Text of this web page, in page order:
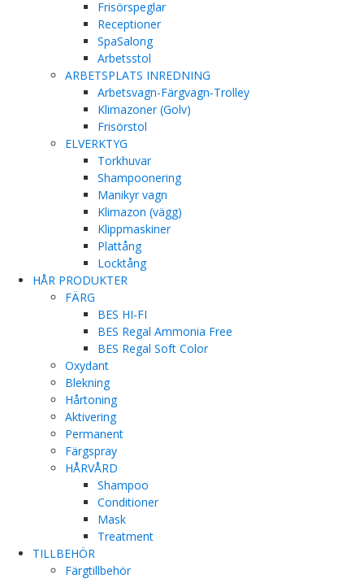
Frisörspeglar
Receptioner
SpaSalong
Arbetsstol
ARBETSPLATS INREDNING
Arbetsvagn-Färgvagn-Trolley
Klimazoner (Golv)
Frisörstol
ELVERKTYG
Torkhuvar
Shampoonering
Manikyr vagn
Klimazon (vägg)
Klippmaskiner
Plattång
Locktång
HÅR PRODUKTER
FÄRG
BES HI-FI
BES Regal Ammonia Free
BES Regal Soft Color
Oxydant
Blekning
Hårtoning
Aktivering
Permanent
Färgspray
HÅRVÅRD
Shampoo
Conditioner
Mask
Treatment
TILLBEHÖR
Färgtillbehör